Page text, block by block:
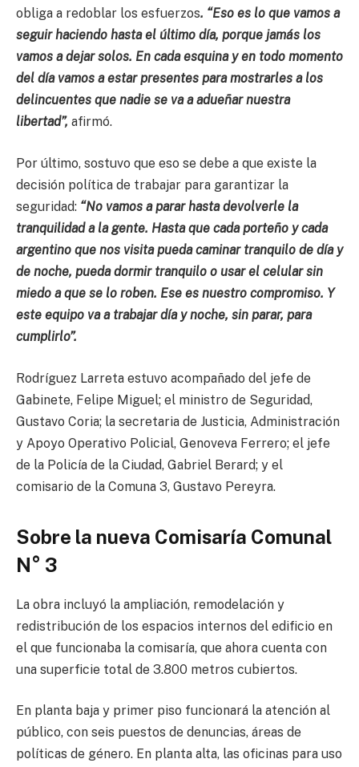
obliga a redoblar los esfuerzos. “Eso es lo que vamos a
seguir haciendo hasta el último día, porque jamás los
vamos a dejar solos. En cada esquina y en todo momento
del día vamos a estar presentes para mostrarles a los
delincuentes que nadie se va a adueñar nuestra
libertad”, afirmó.
Por último, sostuvo que eso se debe a que existe la
decisión política de trabajar para garantizar la
seguridad: “No vamos a parar hasta devolverle la
tranquilidad a la gente. Hasta que cada porteño y cada
argentino que nos visita pueda caminar tranquilo de día y
de noche, pueda dormir tranquilo o usar el celular sin
miedo a que se lo roben. Ese es nuestro compromiso. Y
este equipo va a trabajar día y noche, sin parar, para
cumplirlo”.
Rodríguez Larreta estuvo acompañado del jefe de
Gabinete, Felipe Miguel; el ministro de Seguridad,
Gustavo Coria; la secretaria de Justicia, Administración
y Apoyo Operativo Policial, Genoveva Ferrero; el jefe
de la Policía de la Ciudad, Gabriel Berard; y el
comisario de la Comuna 3, Gustavo Pereyra.
Sobre la nueva Comisaría Comunal
N° 3
La obra incluyó la ampliación, remodelación y
redistribución de los espacios internos del edificio en
el que funcionaba la comisaría, que ahora cuenta con
una superficie total de 3.800 metros cubiertos.
En planta baja y primer piso funcionará la atención al
público, con seis puestos de denuncias, áreas de
políticas de género. En planta alta, las oficinas para uso